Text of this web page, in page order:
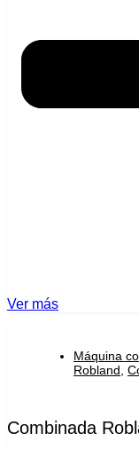
Ver más
Máquina
Robland,
Combinada